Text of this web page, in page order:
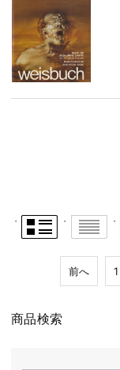
前へ 1
商品検索